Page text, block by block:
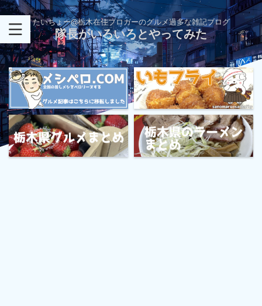
たいちょー@栃木在住ブロガーのグルメ過多な雑記ブログ
隊長がいろいろとやってみた